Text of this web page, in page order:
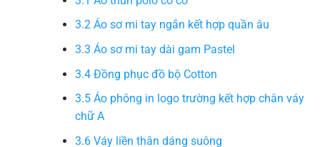
3.2Áo sơ mi tay ngắn kết hợp quần âu
3.3 Áo sơ mi tay dài gam Pastel
3.4Đồng phục đồ bộ Cotton
3.5Áo phông in logo trường kết hợp chân váy
chữ A
3.6Váy liền thân dáng suông